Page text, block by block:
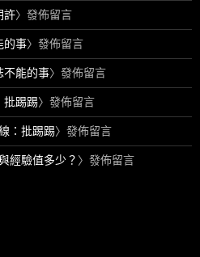
許〉發佈留言
的事〉發佈留言
不能的事〉發佈留言
批踢踢〉發佈留言
：批踢踢〉發佈留言
經驗值多少？ 〉發佈留言